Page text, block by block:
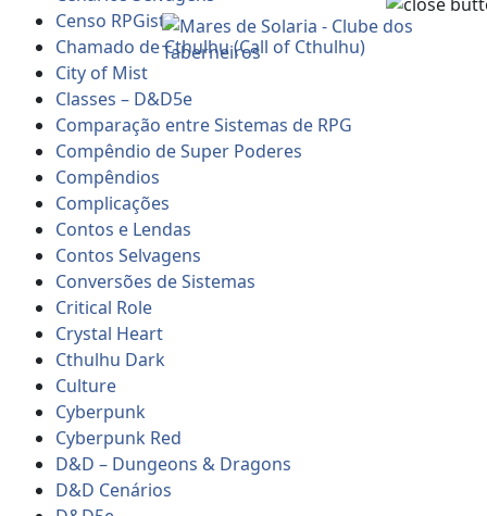
Censo RPGista
Chamado de Cthulhu (Call of Cthulhu)
City of Mist
Classes – D&D5e
Comparação entre Sistemas de RPG
Compêndio de Super Poderes
Compêndios
Complicações
Contos e Lendas
Contos Selvagens
Conversões de Sistemas
Critical Role
Crystal Heart
Cthulhu Dark
Culture
Cyberpunk
Cyberpunk Red
D&D – Dungeons & Dragons
D&D Cenários